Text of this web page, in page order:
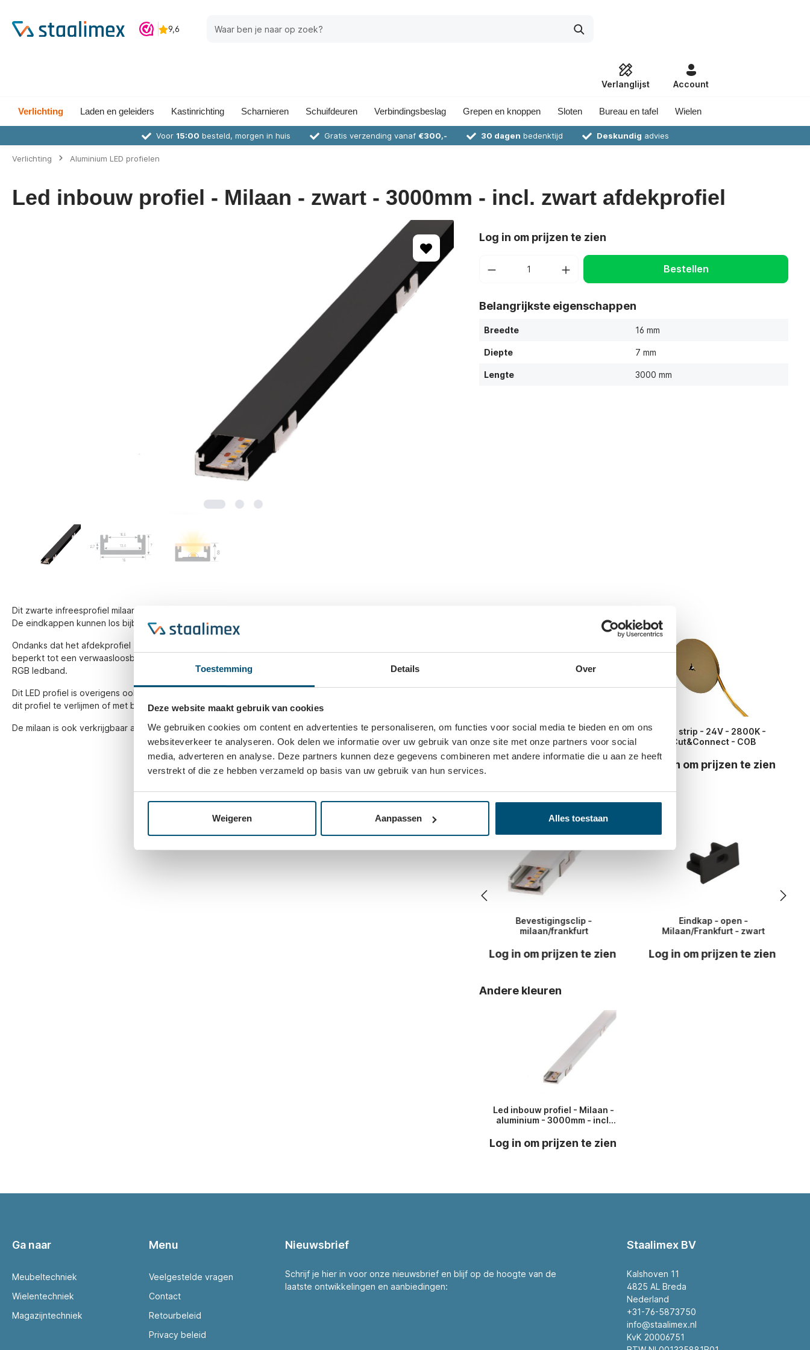
Toestemming Details Over
Deze website maakt gebruik van cookies
We gebruiken cookies om content en advertenties te personaliseren, om functies voor social media te bieden en om ons
websiteverkeer te analyseren. Ook delen we informatie over uw gebruik van onze site met onze partners voor social
media, adverteren en analyse. Deze partners kunnen deze gegevens combineren met andere informatie die u aan ze heeft
verstrekt of die ze hebben verzameld op basis van uw gebruik van hun services.
Weigeren Aanpassen Alles toestaan
Verlanglijst Account
Verlichting Laden en geleiders Kastinrichting Scharnieren Schuifdeuren Verbindingsbeslag Grepen en knoppen Sloten Bureau en tafel Wielen
Voor 15:00 besteld, morgen in huis Gratis verzending vanaf €300,- 30 dagen bedenktijd Deskundig advies
Verlichting Aluminium LED profielen
Led inbouw profiel - Milaan - zwart - 3000mm - incl. zwart afdekprofiel
Log in om prijzen te zien
Bestellen
Belangrijkste eigenschappen
Breedte 16 mm
Diepte 7 mm
Lengte 3000 mm
Dit zwarte infreesprofiel milaan heeft een lengte van 3.000mm en wordt geleverd inclusief zwart afdekprofiel.
De eindkappen kunnen los bijbesteld worden om het geheel af te werken.
Ondanks dat het afdekprofiel zwart is van kleur heeft het een hoge lichtdoorlatendheid. Het verlies wordt
beperkt tot een verwaasloosbare 5% van de originele kleur. Dat geldt ook bij gebruik van een Emotion of
RGB ledband.
Dit LED profiel is overigens ook als opschroef-/opbouwprofiel te gebruiken. Je kunt er dan voor kiezen om
dit profiel te verlijmen of met behulp van een schroefje te bevestigen.
De milaan is ook verkrijgbaar als aluminium profiel met opaalkleurig afdekprofiel.
Eindkappenset Cut&Connect -
Milaan - zwart
Led strip - 24V - 2800K -
Cut&Connect - COB
Log in om prijzen te zien
Dit heb je ook nodig
Bevestigingsclip -
milaan/frankfurt
Log in om prijzen te zien
Eindkap - open -
Milaan/Frankfurt - zwart
Log in om prijzen te zien
Andere kleuren
Led inbouw profiel - Milaan -
aluminium - 3000mm - incl.
Log in om prijzen te zien
Staalimex BV
Kalshoven 11
4825 AL Breda
Nederland
+31-76-5873750
info@staalimex.nl
KvK 20006751
Nieuwsbrief
Schrijf je hier in voor onze nieuwsbrief en blijf op de hoogte van de
laatste ontwikkelingen en aanbiedingen:
Ga naar
Meubeltechniek
Wielentechniek
Magazijntechniek
Menu
Veelgestelde vragen
Contact
Retourbeleid
Privacy beleid